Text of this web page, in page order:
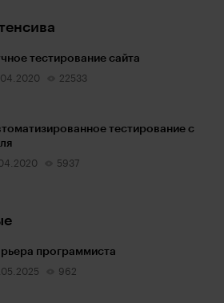
тестирование сайта
22533
тестирование с
5937
программиста
962